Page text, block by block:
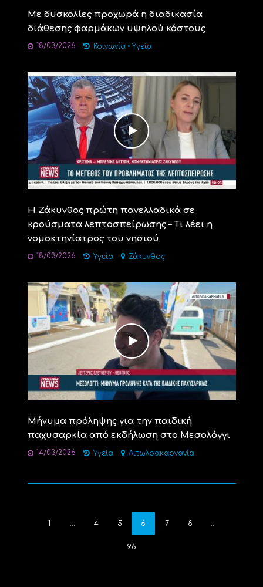
Με δυσκολίες προχωρά η διαδικασία
διάθεσης φαρμάκων υψηλού κόστους
18/03/2026 Κοινωνία • Υγεία
Η Ζάκυνθος πρώτη πανελλαδικά σε
κρούσματα λεπτοσπείρωσης – Τι λέει η
νομοκτηνίατρος του νησιού
18/03/2026 Υγεία Ζάκυνθος
Μήνυμα πρόληψης για την παιδική
παχυσαρκία από εκδήλωση στο Μεσολόγγι
14/03/2026 Υγεία Αιτωλοακαρνανία
1 4 5 6 7 8
96